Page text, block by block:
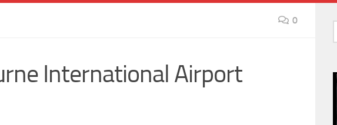
0
International Airport